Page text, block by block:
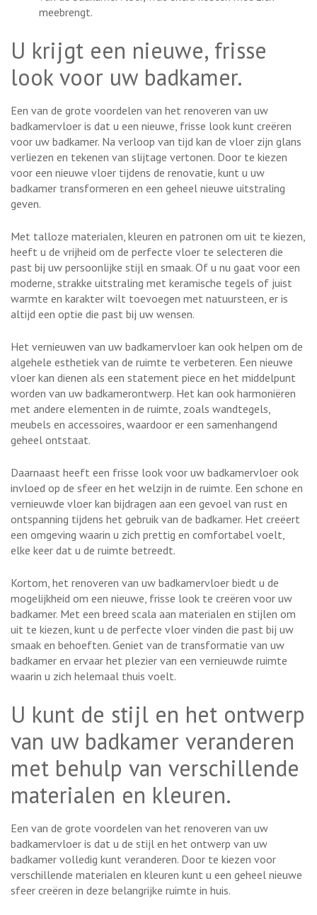
meebrengt.
U krijgt een nieuwe, frisse
look voor uw badkamer.
Een van de grote voordelen van het renoveren van uw
badkamervloer is dat u een nieuwe, frisse look kunt creëren
voor uw badkamer. Na verloop van tijd kan de vloer zijn glans
verliezen en tekenen van slijtage vertonen. Door te kiezen
voor een nieuwe vloer tijdens de renovatie, kunt u uw
badkamer transformeren en een geheel nieuwe uitstraling
geven.
Met talloze materialen, kleuren en patronen om uit te kiezen,
heeft u de vrijheid om de perfecte vloer te selecteren die
past bij uw persoonlijke stijl en smaak. Of u nu gaat voor een
moderne, strakke uitstraling met keramische tegels of juist
warmte en karakter wilt toevoegen met natuursteen, er is
altijd een optie die past bij uw wensen.
Het vernieuwen van uw badkamervloer kan ook helpen om de
algehele esthetiek van de ruimte te verbeteren. Een nieuwe
vloer kan dienen als een statement piece en het middelpunt
worden van uw badkamerontwerp. Het kan ook harmoniëren
met andere elementen in de ruimte, zoals wandtegels,
meubels en accessoires, waardoor er een samenhangend
geheel ontstaat.
Daarnaast heeft een frisse look voor uw badkamervloer ook
invloed op de sfeer en het welzijn in de ruimte. Een schone en
vernieuwde vloer kan bijdragen aan een gevoel van rust en
ontspanning tijdens het gebruik van de badkamer. Het creëert
een omgeving waarin u zich prettig en comfortabel voelt,
elke keer dat u de ruimte betreedt.
Kortom, het renoveren van uw badkamervloer biedt u de
mogelijkheid om een nieuwe, frisse look te creëren voor uw
badkamer. Met een breed scala aan materialen en stijlen om
uit te kiezen, kunt u de perfecte vloer vinden die past bij uw
smaak en behoeften. Geniet van de transformatie van uw
badkamer en ervaar het plezier van een vernieuwde ruimte
waarin u zich helemaal thuis voelt.
U kunt de stijl en het ontwerp
van uw badkamer veranderen
met behulp van verschillende
materialen en kleuren.
Een van de grote voordelen van het renoveren van uw
badkamervloer is dat u de stijl en het ontwerp van uw
badkamer volledig kunt veranderen. Door te kiezen voor
verschillende materialen en kleuren kunt u een geheel nieuwe
sfeer creëren in deze belangrijke ruimte in huis.